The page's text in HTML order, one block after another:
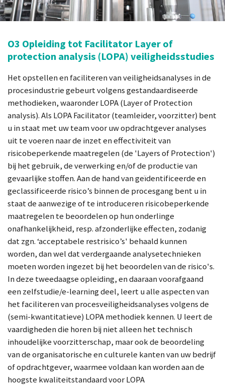
O3 Opleiding tot Facilitator Layer of
protection analysis (LOPA) veiligheidsstudies
Het opstellen en faciliteren van veiligheidsanalyses in de
procesindustrie gebeurt volgens gestandaardiseerde
methodieken, waaronderLOPA(Layer of Protection
analysis). Als LOPAFacilitator(teamleider, voorzitter) bent
u in staat met uw team voor uw opdrachtgever analyses
uit te voeren naar de inzet en effectiviteit van
risicobeperkende maatregelen (de 'Layers of Protection')
bij het gebruik, de verwerking en/of de productie van
gevaarlijke stoffen. Aan de hand van geïdentificeerde en
geclassificeerde risico’s binnen de procesgang bent u in
staat de aanwezige of te introduceren risicobeperkende
maatregelen te beoordelen op hun onderlinge
onafhankelijkheid, resp. afzonderlijke effecten, zodanig
dat zgn. ‘acceptabele restrisico’s' behaald kunnen
worden, dan wel dat verdergaande analysetechnieken
moeten worden ingezet bij het beoordelen van de risico's.
In deze tweedaagse opleiding, en daaraan voorafgaand
een zelfstudie/e-learning deel, leert u alle aspecten van
het faciliteren van procesveiligheidsanalyses volgens de
(semi-kwantitatieve) LOPA methodiek kennen. U leert de
vaardigheden die horen bij niet alleen het technisch
inhoudelijke voorzitterschap, maar ook de beoordeling
van de organisatorische en culturele kanten van uw bedrijf
of opdrachtgever, waarmee voldaan kan worden aan de
hoogste kwaliteitstandaard voor LOPA